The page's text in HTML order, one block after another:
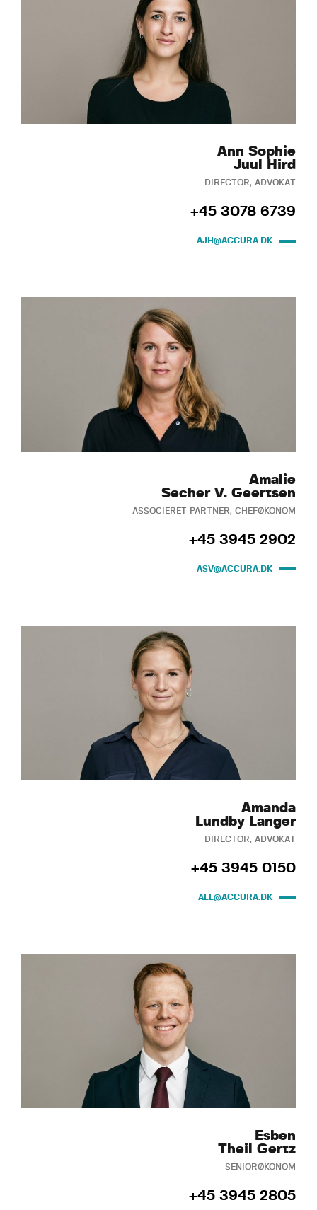
Ann Sophie
Juul Hird
DIRECTOR, ADVOKAT
+45 3078 6739
AJH@ACCURA.DK
Amalie
Secher V. Geertsen
ASSOCIERET PARTNER, CHEFØKONOM
+45 3945 2902
ASV@ACCURA.DK
Amanda
Lundby Langer
DIRECTOR, ADVOKAT
+45 3945 0150
ALL@ACCURA.DK
Esben
Theil Gertz
SENIORØKONOM
+45 3945 2805